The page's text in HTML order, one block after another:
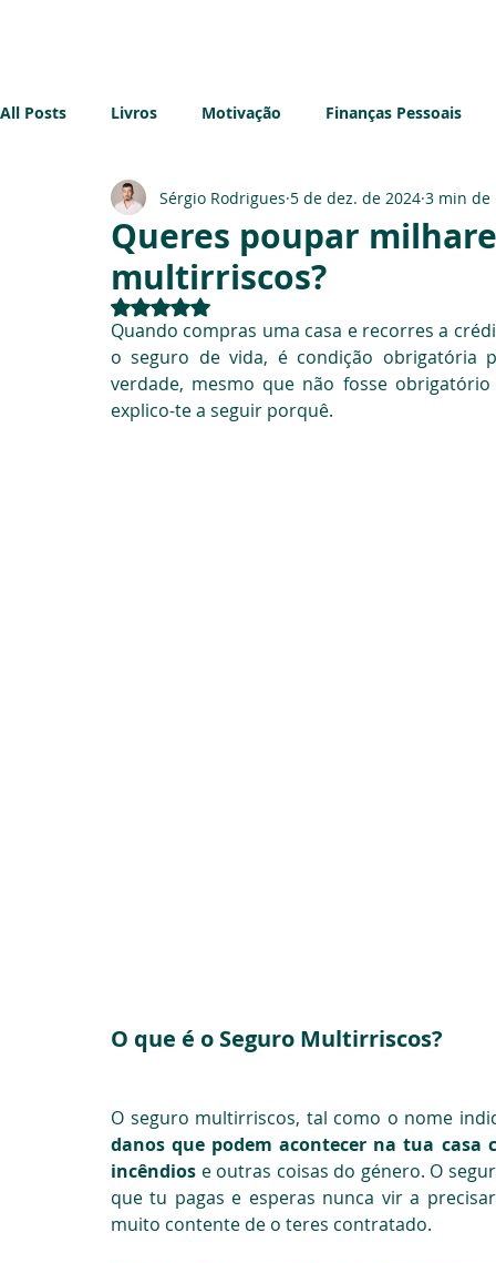
All Posts Livros Motivação Finanças Pessoais
Imobiliário Sustentabilidade Impostos
Queres poupar
multirriscos?
Sérgio Rodrigues 5 de dez. de 2024 3 min
Avaliado com NaN de 5 estrelas.
Quando compras uma casa e recorres a
o seguro de vida, é condição obrigatória
verdade, mesmo que não fosse
explico-te a seguir porquê.
O que é o Seguro Multirriscos?
O seguro multirriscos, tal como o nome
danos que podem acontecer na tua casa
incêndios e outras coisas do género. O
que tu pagas e esperas nunca vir a
muito contente de o teres contratado.